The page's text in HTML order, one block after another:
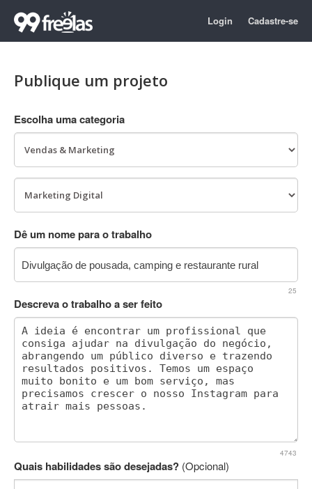
Login Cadastre-se
Publique um projeto
Escolha uma categoria
Dê um nome para o trabalho
25
Descreva o trabalho a ser feito
4743
Quais habilidades são desejadas? (Opcional)